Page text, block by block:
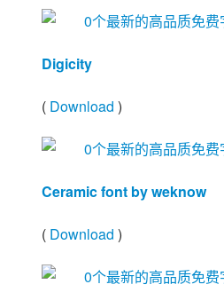
Digicity
( Download )
Ceramic font by weknow
( Download )